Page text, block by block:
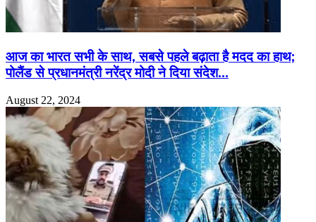
आज का भारत सभी के साथ, सबसे पहले बढ़ाता है मदद का हाथ;
पोलैंड से प्रधानमंत्री नरेंद्र मोदी ने दिया संदेश…
August 22, 2024